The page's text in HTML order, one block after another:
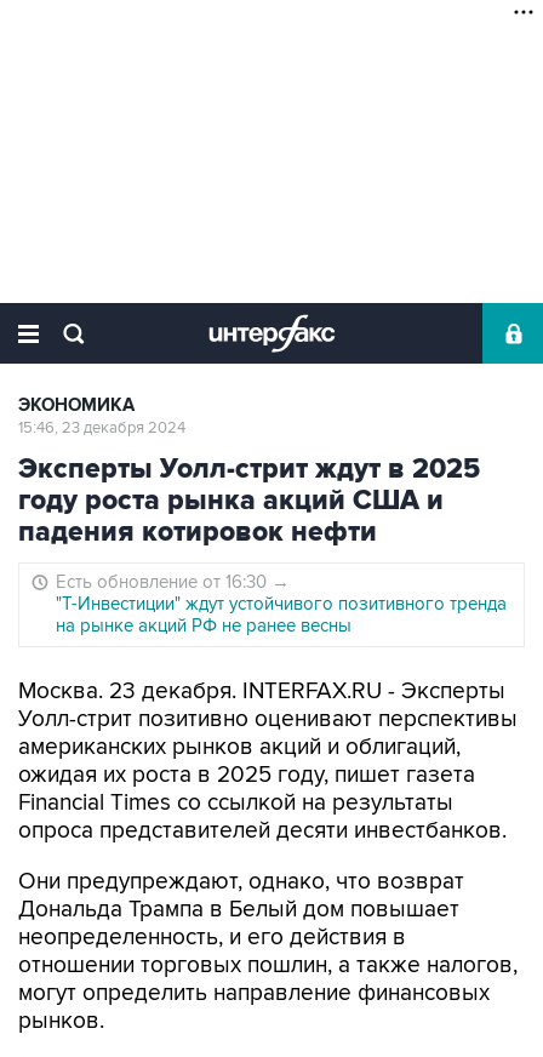
ЭКОНОМИКА
15:46, 23 декабря 2024
Эксперты Уолл-стрит ждут в 2025
году роста рынка акций США и
падения котировок нефти
Есть обновление от 16:30 →
"Т-Инвестиции" ждут устойчивого позитивного тренда
на рынке акций РФ не ранее весны
Москва. 23 декабря. INTERFAX.RU - Эксперты
Уолл-стрит позитивно оценивают перспективы
американских рынков акций и облигаций,
ожидая их роста в 2025 году, пишет газета
Financial Times со ссылкой на результаты
опроса представителей десяти инвестбанков.
Они предупреждают, однако, что возврат
Дональда Трампа в Белый дом повышает
неопределенность, и его действия в
отношении торговых пошлин, а также налогов,
могут определить направление финансовых
рынков.